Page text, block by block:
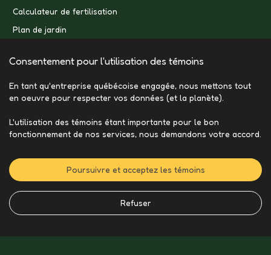
Calculateur de fertilisation
Plan de jardin
Consentement pour l'utilisation des témoins
En tant qu'entreprise québécoise engagée, nous mettons tout
en oeuvre pour respecter vos données (et la planète).
L'utilisation des témoins étant importante pour le bon
fonctionnement de nos services, nous demandons votre accord.
Poursuivre et acceptez les témoins
Refuser